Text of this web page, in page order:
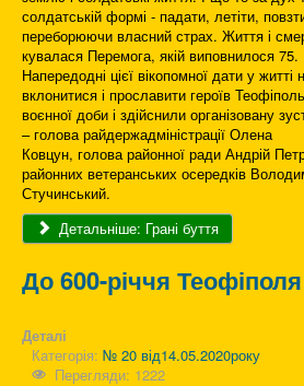
солдатській формі - падати, летіти,
переборюючи власний страх. Життя і
кувалася Перемога, якій виповнилося 75.
Напередодні цієї вікопомної дати у
вклонитися і прославити героїв
воєнної доби і здійснили організовану
– голова райдержадміністрації Олена
Ковцун, голова районної ради Андрій
районних ветеранських осередків
Стучинський.
Детальніше: Грані буття
До 600-річчя Теофіполя
Деталі
Категорія: № 20 від14.05.2020року
Перегляди: 1222